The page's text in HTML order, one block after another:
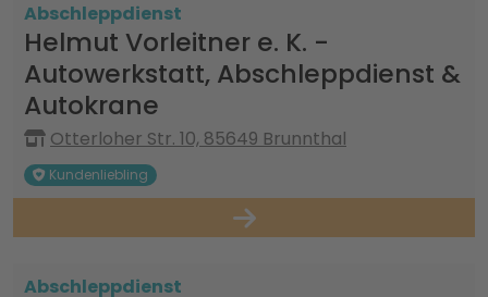
Abschleppdienst
Helmut Vorleitner e. K. -
Autowerkstatt, Abschleppdienst &
Autokrane
Otterloher Str. 10, 85649 Brunnthal
Kundenliebling
Abschleppdienst